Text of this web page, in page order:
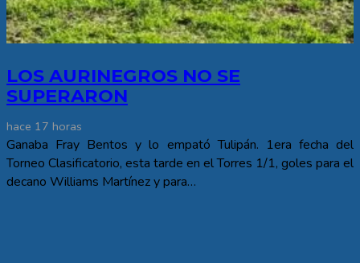
LOS AURINEGROS NO SE
SUPERARON
hace 17 horas
Ganaba Fray Bentos y lo empató Tulipán. 1era fecha del
Torneo Clasificatorio, esta tarde en el Torres 1/1, goles para el
decano Williams Martínez y para…